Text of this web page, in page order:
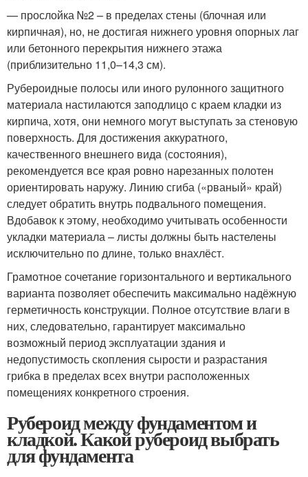
— прослойка №2 – в пределах стены (блочная или
кирпичная), но, не достигая нижнего уровня опорных лаг
или бетонного перекрытия нижнего этажа
(приблизительно 11,0–14,3 см).
Рубероидные полосы или иного рулонного защитного
материала настилаются заподлицо с краем кладки из
кирпича, хотя, они немного могут выступать за стеновую
поверхность. Для достижения аккуратного,
качественного внешнего вида (состояния),
рекомендуется все края ровно нарезанных полотен
ориентировать наружу. Линию сгиба («рваный» край)
следует обратить внутрь подвального помещения.
Вдобавок к этому, необходимо учитывать особенности
укладки материала – листы должны быть настелены
исключительно по длине, только внахлёст.
Грамотное сочетание горизонтального и вертикального
варианта позволяет обеспечить максимально надёжную
герметичность конструкции. Полное отсутствие влаги в
них, следовательно, гарантирует максимально
возможный период эксплуатации здания и
недопустимость скопления сырости и разрастания
грибка в пределах всех внутри расположенных
помещениях конкретного строения.
Рубероид между фундаментом и
кладкой. Какой рубероид выбрать
для фундамента